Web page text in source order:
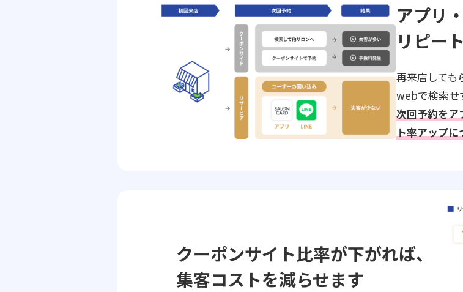
アプリ
リピー
再来店しても
webで検索せ
次回予約をア
ト率アップに
クーポンサイト比率が下がれば、
集客コストを減らせます